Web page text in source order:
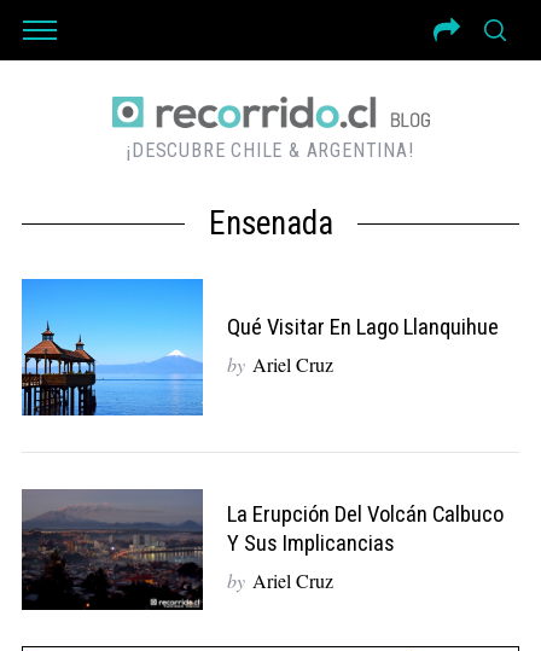
¡DESCUBRE CHILE & ARGENTINA!
Ensenada
Qué Visitar En Lago Llanquihue
by Ariel Cruz
La Erupción Del Volcán Calbuco
Y Sus Implicancias
by Ariel Cruz